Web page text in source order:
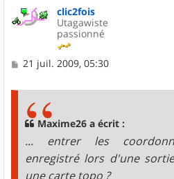
clic2fois
Utagawiste
passionné
M
21 juil. 2009, 05:30
Maxime26 a écrit :
... entrer les
enregistré lors d'une
une carte topo ?